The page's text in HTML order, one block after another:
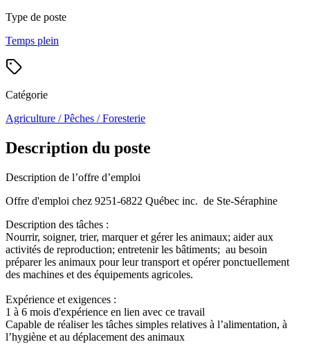
Type de poste
Temps plein
Catégorie
Agriculture / Pêches / Foresterie
Description du poste
Description de l’offre d’emploi
Offre d'emploi chez 9251-6822 Québec inc. de Ste-Séraphine
Description des tâches :
Nourrir, soigner, trier, marquer et gérer les animaux; aider aux
activités de reproduction; entretenir les bâtiments; au besoin
préparer les animaux pour leur transport et opérer ponctuellement
des machines et des équipements agricoles.
Expérience et exigences :
1 à 6 mois d'expérience en lien avec ce travail
Capable de réaliser les tâches simples relatives à l’alimentation, à
l’hygiène et au déplacement des animaux